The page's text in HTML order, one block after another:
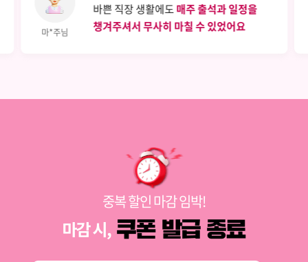
마*주님
바쁜 직장 생활에도매주 출석과 일정을
챙겨주셔서 무사히 마칠 수 있었어요
중복 할인 마감 임박!